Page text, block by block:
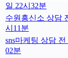
일 22시32분
수원흥신소 상담
시11분
sns마케팅 상담 전
02분